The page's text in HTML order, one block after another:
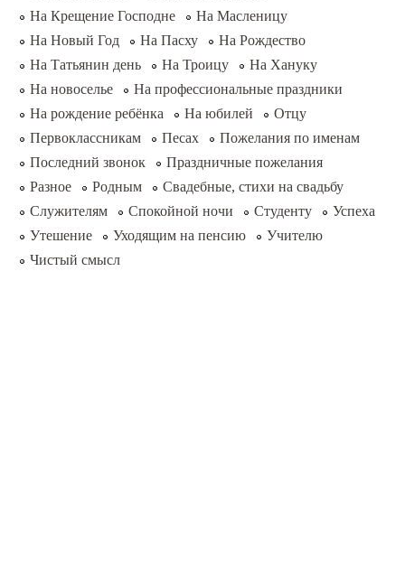
На Крещение Господне
На Масленицу
На Новый Год
На Пасху
На Рождество
На Татьянин день
На Троицу
На Хануку
На новоселье
На профессиональные праздники
На рождение ребёнка
На юбилей
Отцу
Первоклассникам
Песах
Пожелания по именам
Последний звонок
Праздничные пожелания
Разное
Родным
Свадебные, стихи на свадьбу
Служителям
Спокойной ночи Студенту
Успеха
Утешение
Уходящим на пенсию
Учителю
Чистый смысл